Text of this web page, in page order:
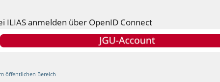
ILIAS anmelden über OpenID Connect
öffentlichen Bereich